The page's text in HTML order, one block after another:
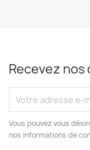
Recevez
Vous pouvez vous
nos informations de